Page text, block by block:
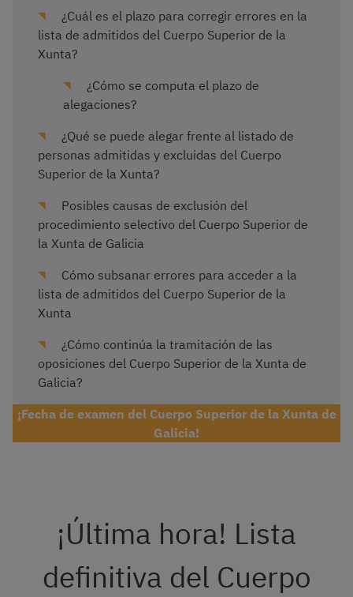
¿Cuál es el plazo para corregir errores en la
lista de admitidos del Cuerpo Superior de la
Xunta?
¿Cómo se computa el plazo de
alegaciones?
¿Qué se puede alegar frente al listado de
personas admitidas y excluidas del Cuerpo
Superior de la Xunta?
Posibles causas de exclusión del
procedimiento selectivo del Cuerpo Superior de
la Xunta de Galicia
Cómo subsanar errores para acceder a la
lista de admitidos del Cuerpo Superior de la
Xunta
¿Cómo continúa la tramitación de las
oposiciones del Cuerpo Superior de la Xunta de
Galicia?
¡Fecha de examen del Cuerpo Superior de la Xunta de
Galicia!
¡Última hora! Lista
definitiva del Cuerpo